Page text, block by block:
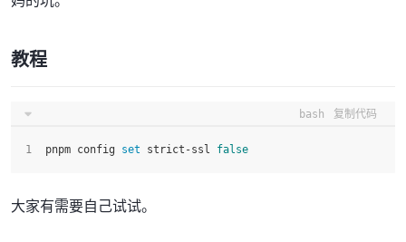
教程
bash 复制代码
pnpm config set strict-ssl false
大家有需要自己试试。